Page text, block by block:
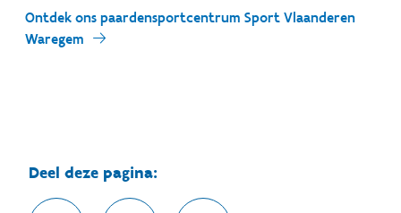
Ontdek ons paardensportcentrum Sport Vlaanderen
Waregem
Deel deze pagina: